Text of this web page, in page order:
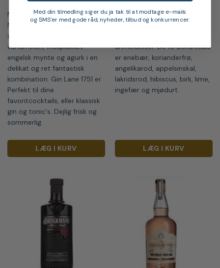
Med Gin Lane 1751 Cucumber,
Mint & Watermelon mødes
smagen af forfriskende
vandmelon, friskplukket
engelsk mynte og agurk i en
delikat og ret fantastisk
kombination. Gin Lane 1751 er
Perfekt til dine
favoritcocktails, eller klassisk
gin og tonic's. Dejlig frisk og
sommerlig.
LÆG I KURV
Brentingby Black Edition Gin
er en fremragende gin, som
anmeldelser. De 10 botanicals
er enebær, korianderfrø,
angelikarod, appelsinskal,
lakridsrod, hibiscus, birk, lime,
ingefær og mjødurt.
LÆG I KURV
Med din tilmedling siger du ja tak til at modtage e-mails
og SMS'er med gode råd, nyheder, tilbud og konkurrencer.